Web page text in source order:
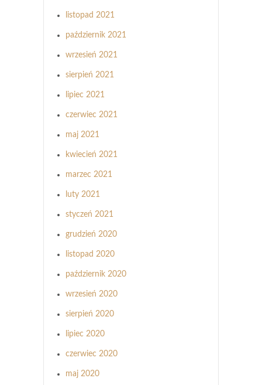
listopad 2021
październik 2021
wrzesień 2021
sierpień 2021
lipiec 2021
czerwiec 2021
maj 2021
kwiecień 2021
marzec 2021
luty 2021
styczeń 2021
grudzień 2020
listopad 2020
październik 2020
wrzesień 2020
sierpień 2020
lipiec 2020
czerwiec 2020
maj 2020